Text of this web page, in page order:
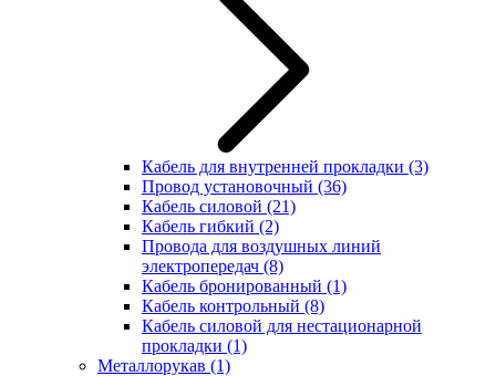
Кабель для внутренней прокладки (3)
Провод установочный (36)
Кабель силовой (21)
Кабель гибкий (2)
Провода для воздушных линий
электропередач (8)
Кабель бронированный (1)
Кабель контрольный (8)
Кабель силовой для нестационарной
прокладки (1)
Металлорукав (1)